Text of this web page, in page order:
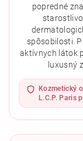
Vložením
osobných údajov
popredné
spôsobilosti.
aktívnych látok
luxusný
Kozmetický
L.C.P. Paris